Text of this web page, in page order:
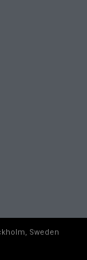
Sweden